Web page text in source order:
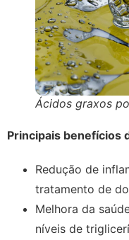
Ácidos graxos
Principais benefícios
Redução de
tratamento de
Melhora da
níveis de